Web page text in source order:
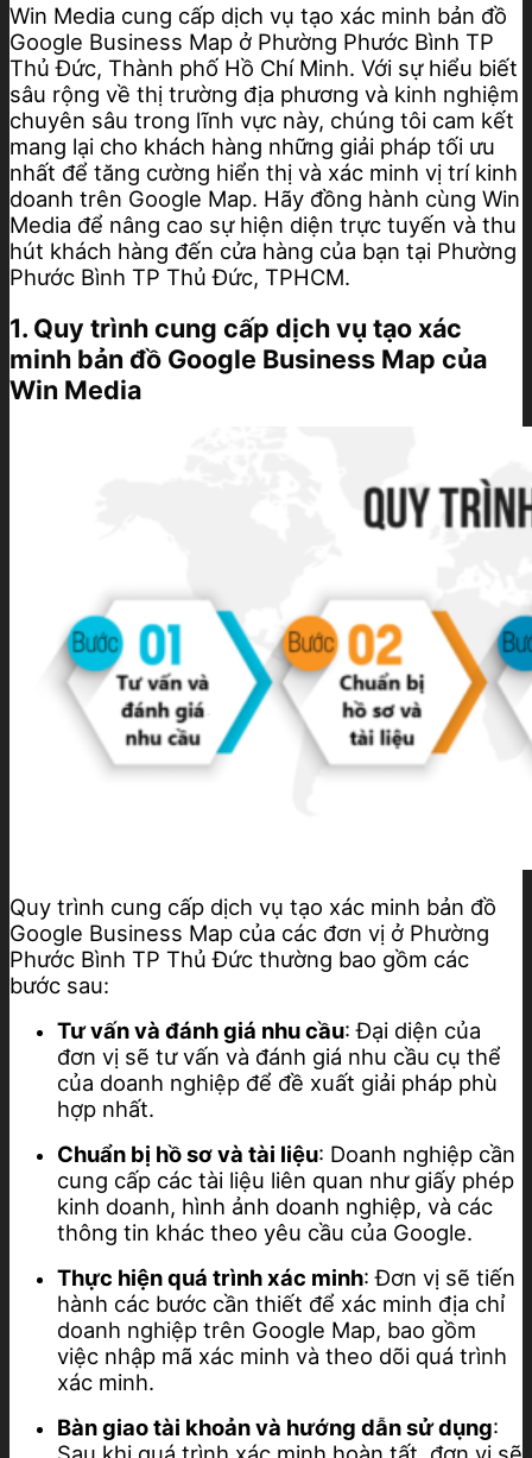
Win Media cung cấp dịch vụ tạo xác minh bản đồ
Google Business Map ở Phường Phước Bình TP
Thủ Đức, Thành phố Hồ Chí Minh. Với sự hiểu biết
sâu rộng về thị trường địa phương và kinh nghiệm
chuyên sâu trong lĩnh vực này, chúng tôi cam kết
mang lại cho khách hàng những giải pháp tối ưu
nhất để tăng cường hiển thị và xác minh vị trí kinh
doanh trên Google Map. Hãy đồng hành cùng Win
Media để nâng cao sự hiện diện trực tuyến và thu
hút khách hàng đến cửa hàng của bạn tại Phường
Phước Bình TP Thủ Đức, TPHCM.
1. Quy trình cung cấp dịch vụ tạo xác
minh bản đồ Google Business Map của
Win Media
Quy trình cung cấp dịch vụ tạo xác minh bản đồ
Google Business Map của các đơn vị ở Phường
Phước Bình TP Thủ Đức thường bao gồm các
bước sau:
Tư vấn và đánh giá nhu cầu: Đại diện của
đơn vị sẽ tư vấn và đánh giá nhu cầu cụ thể
của doanh nghiệp để đề xuất giải pháp phù
hợp nhất.
Chuẩn bị hồ sơ và tài liệu: Doanh nghiệp cần
cung cấp các tài liệu liên quan như giấy phép
kinh doanh, hình ảnh doanh nghiệp, và các
thông tin khác theo yêu cầu của Google.
Thực hiện quá trình xác minh: Đơn vị sẽ tiến
hành các bước cần thiết để xác minh địa chỉ
doanh nghiệp trên Google Map, bao gồm
việc nhập mã xác minh và theo dõi quá trình
xác minh.
Bàn giao tài khoản và hướng dẫn sử dụng: